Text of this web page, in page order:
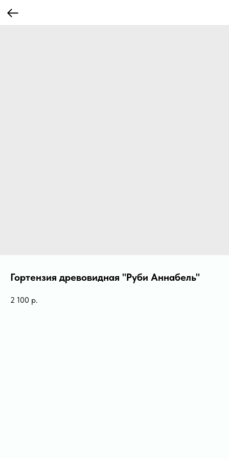
Гортензия древовидная "Руби Аннабель"
2 100 р.